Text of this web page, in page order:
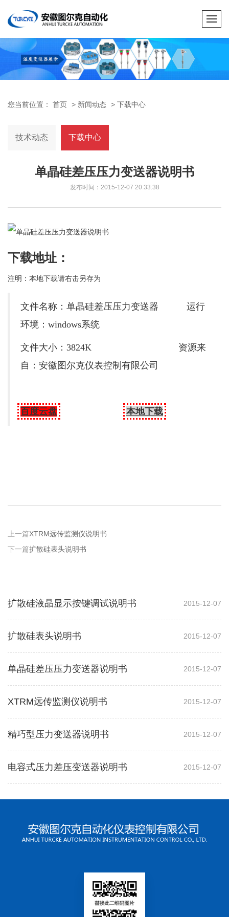
您当前位置： 首页 > 新闻动态 > 下载中心
技术动态 下载中心
单晶硅差压压力变送器说明书
发布时间：2015-12-07 20:33:38
下载地址：
注明：本地下载请右击另存为
文件名称：单晶硅差压压力变送器 运行
环境：windows系统
文件大小：3824K 资源来
自：安徽图尔克仪表控制有限公司
百度云盘 本地下载
上一篇XTRM远传监测仪说明书
下一篇扩散硅表头说明书
扩散硅液晶显示按键调试说明书 2015-12-07
扩散硅表头说明书 2015-12-07
单晶硅差压压力变送器说明书 2015-12-07
XTRM远传监测仪说明书 2015-12-07
精巧型压力变送器说明书 2015-12-07
电容式压力差压变送器说明书 2015-12-07